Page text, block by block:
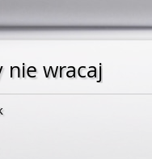
nie wracaj